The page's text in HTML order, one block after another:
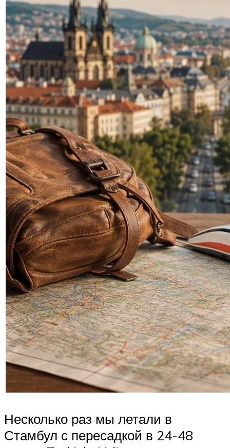
Несколько раз мы летали в
Стамбул с пересадкой в 24-48